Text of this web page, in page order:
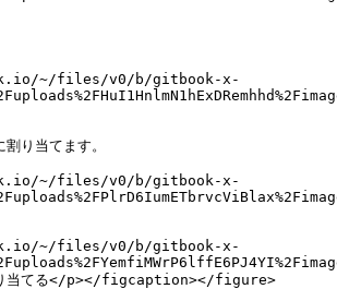
~/files/v0/b/gitbook-x-
り当てます。
~/files/v0/b/gitbook-x-
~/files/v0/b/gitbook-x-
り当てる</p></figcaption></figure>